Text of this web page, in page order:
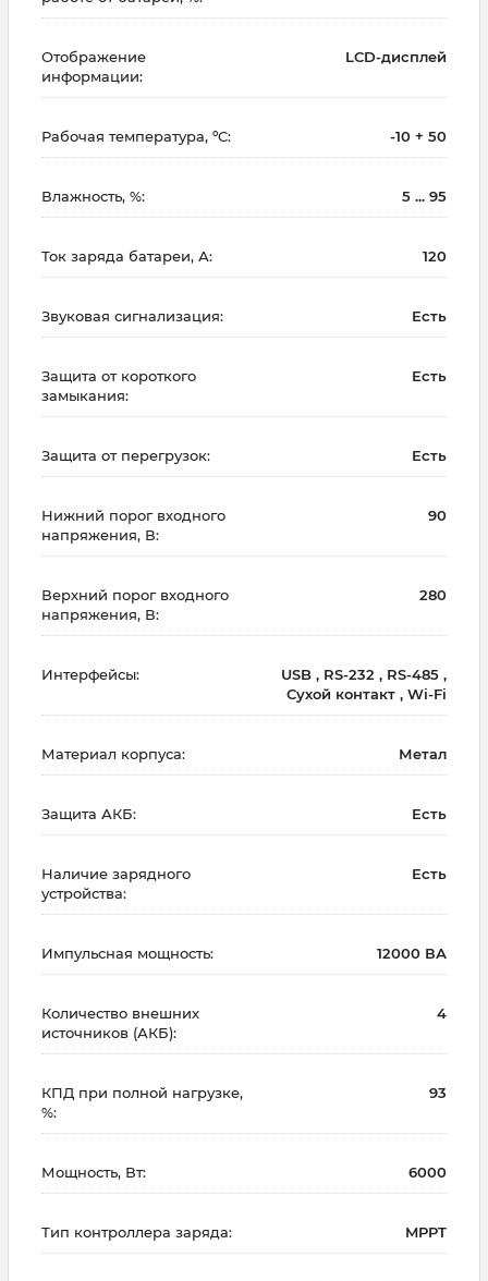
Отображение
информации:
LCD-дисплей
Рабочая температура, ºC: -10 + 50
Влажность, %: 5 ... 95
Ток заряда батареи, А: 120
Звуковая сигнализация: Есть
Защита от короткого
замыкания:
Есть
Защита от перегрузок: Есть
Нижний порог входного
напряжения, В:
90
Верхний порог входного
напряжения, В:
280
Интерфейсы:
USB , RS-232 , RS-485 ,
Сухой контакт , Wi-Fi
Материал корпуса: Метал
Защита АКБ: Есть
Наличие зарядного
устройства:
Есть
Импульсная мощность: 12000 ВА
Количество внешних
источников (АКБ):
4
КПД при полной нагрузке,
%:
93
Мощность, Вт: 6000
Тип контроллера заряда: MPPT